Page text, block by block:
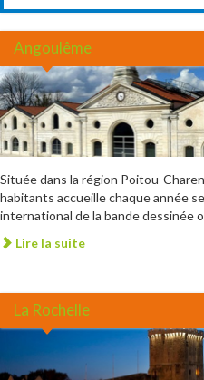
Angoulême
Située dans la région Poitou-
habitants accueille chaque année
international de la bande dessinée
Lire la suite
La Rochelle